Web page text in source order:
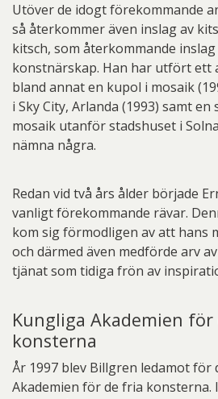
Utöver de idogt förekommande
så återkommer även inslag av
kitsch, som återkommande
konstnärskap. Han har utfört ett
bland annat en kupol i mosaik
i Sky City, Arlanda (1993) samt
mosaik utanför stadshuset i
nämna några.
Redan vid två års ålder började
vanligt förekommande rävar.
kom sig förmodligen av att hans
och därmed även medförde arv
tjänat som tidiga frön av
Kungliga Akademien
konsterna
År 1997 blev Billgren ledamot för
Akademien för de fria konsterna.